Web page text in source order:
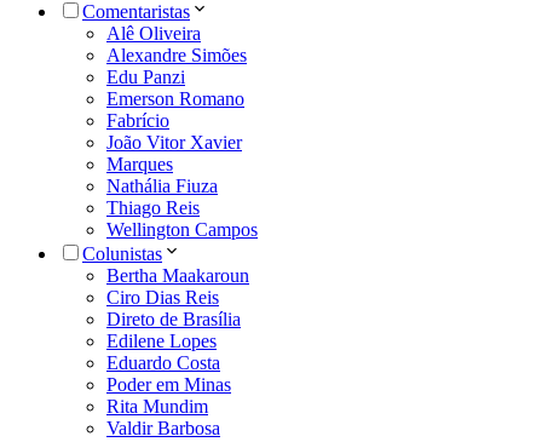
Comentaristas
Alê Oliveira
Alexandre Simões
Edu Panzi
Emerson Romano
Fabrício
João Vitor Xavier
Marques
Nathália Fiuza
Thiago Reis
Wellington Campos
Colunistas
Bertha Maakaroun
Ciro Dias Reis
Direto de Brasília
Edilene Lopes
Eduardo Costa
Poder em Minas
Rita Mundim
Valdir Barbosa